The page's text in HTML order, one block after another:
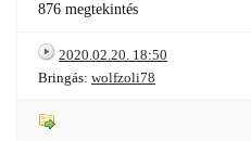
876 megtekintés
2020.02.20. 18:50
Bringás: wolfzoli78